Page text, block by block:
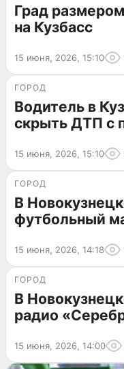
Град
на Кузбасс
15 июня, 2026, 15:10
ГОРОД
Водитель в
скрыть ДТП с
15 июня, 2026, 15:10
ГОРОД
В
футбольный
15 июня, 2026, 14:18
ГОРОД
В
радио
15 июня, 2026, 14:00